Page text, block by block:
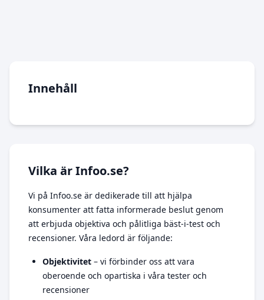
Innehåll
Vilka är Infoo.se?
Vi på Infoo.se är dedikerade till att hjälpa
konsumenter att fatta informerade beslut genom
att erbjuda objektiva och pålitliga bäst-i-test och
recensioner. Våra ledord är följande:
Objektivitet – vi förbinder oss att vara
oberoende och opartiska i våra tester och
recensioner